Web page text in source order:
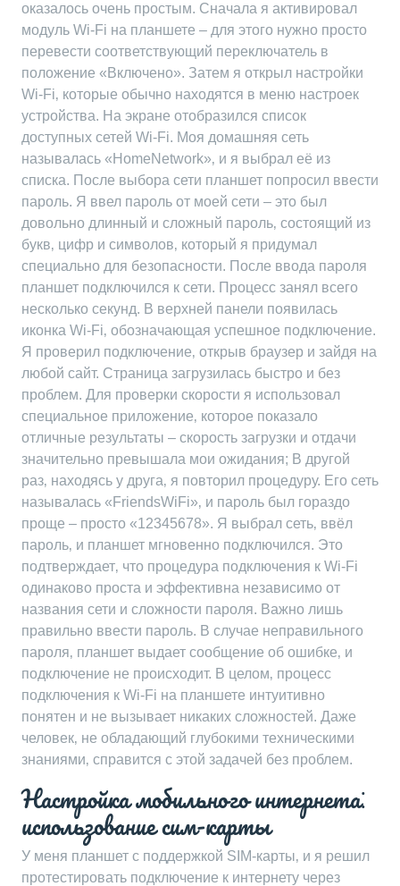
оказалось очень простым. Сначала я активировал
модуль Wi-Fi на планшете – для этого нужно просто
перевести соответствующий переключатель в
положение «Включено». Затем я открыл настройки
Wi-Fi‚ которые обычно находятся в меню настроек
устройства. На экране отобразился список
доступных сетей Wi-Fi. Моя домашняя сеть
называлась «HomeNetwork»‚ и я выбрал её из
списка. После выбора сети планшет попросил ввести
пароль. Я ввел пароль от моей сети – это был
довольно длинный и сложный пароль‚ состоящий из
букв‚ цифр и символов‚ который я придумал
специально для безопасности. После ввода пароля
планшет подключился к сети. Процесс занял всего
несколько секунд. В верхней панели появилась
иконка Wi-Fi‚ обозначающая успешное подключение.
Я проверил подключение‚ открыв браузер и зайдя на
любой сайт. Страница загрузилась быстро и без
проблем. Для проверки скорости я использовал
специальное приложение‚ которое показало
отличные результаты – скорость загрузки и отдачи
значительно превышала мои ожидания; В другой
раз‚ находясь у друга‚ я повторил процедуру. Его сеть
называлась «FriendsWiFi»‚ и пароль был гораздо
проще – просто «12345678». Я выбрал сеть‚ ввёл
пароль‚ и планшет мгновенно подключился. Это
подтверждает‚ что процедура подключения к Wi-Fi
одинаково проста и эффективна независимо от
названия сети и сложности пароля. Важно лишь
правильно ввести пароль. В случае неправильного
пароля‚ планшет выдает сообщение об ошибке‚ и
подключение не происходит. В целом‚ процесс
подключения к Wi-Fi на планшете интуитивно
понятен и не вызывает никаких сложностей. Даже
человек‚ не обладающий глубокими техническими
знаниями‚ справится с этой задачей без проблем.
Настройка мобильного интернета⁚
использование сим-карты
У меня планшет с поддержкой SIM-карты‚ и я решил
протестировать подключение к интернету через